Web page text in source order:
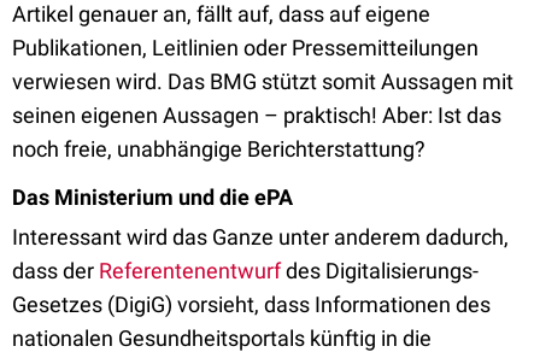
Artikel genauer an, fällt auf, dass auf eigene
Publikationen, Leitlinien oder Pressemitteilungen
verwiesen wird. Das BMG stützt somit Aussagen mit
seinen eigenen Aussagen – praktisch! Aber: Ist das
noch freie, unabhängige Berichterstattung?
Das Ministerium und die ePA
Interessant wird das Ganze unter anderem dadurch,
dass der Referentenentwurfdes Digitalisierungs-
Gesetzes (DigiG) vorsieht, dass Informationen des
nationalen Gesundheitsportals künftig in die